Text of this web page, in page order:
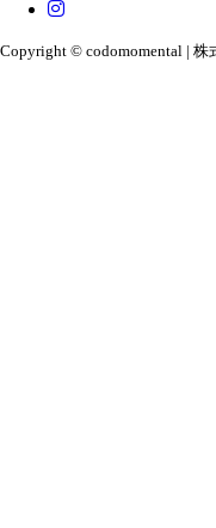
Copyright © codomomental |